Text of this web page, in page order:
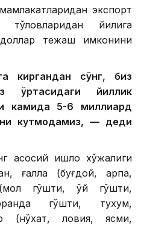
экспорт
тўловларидан йилига
тежаш имконини
киргандан сўнг, биз
ўртасидаги йиллик
камида 5-6 миллиард
кутмоқдамиз, — деди
асосий қишлоқ хўжалиги
ғалла (буғдой, арпа,
гўшти, қўй гўшти,
гўшти, тухум,
(нўхат, ловия, ясмиқ,